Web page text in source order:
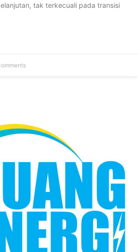
tak terkecuali pada transisi